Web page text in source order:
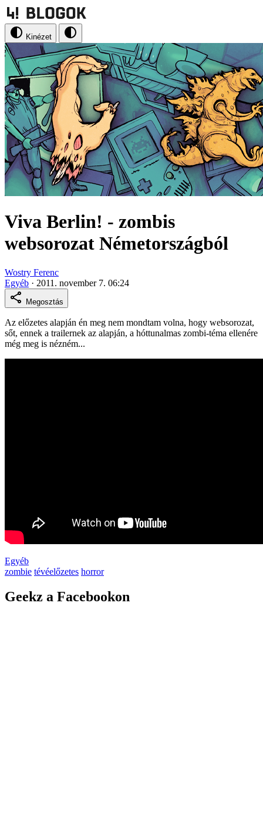
Kinézet
Viva Berlin! - zombis
websorozat Németországból
Wostry Ferenc
Egyéb · 2011. november 7. 06:24
Megosztás
Az előzetes alapján én meg nem mondtam volna, hogy websorozat,
sőt, ennek a trailernek az alapján, a hóttunalmas zombi-téma ellenére
még meg is nézném...
Egyéb
zombie tévéelőzetes horror
Geekz a Facebookon